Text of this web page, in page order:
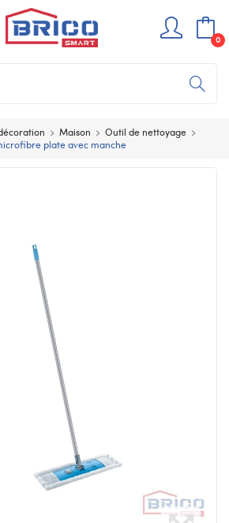
0
Maison
Outil de nettoyage
plate avec manche